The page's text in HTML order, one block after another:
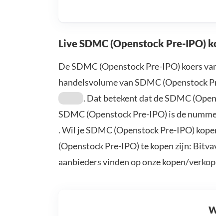
Live SDMC (Openstock Pre-IPO)
De SDMC (Openstock Pre-IPO) koers
handelsvolume van SDMC (Openstock
. Dat betekent dat de SDMC
SDMC (Openstock Pre-IPO) is de
. Wil je SDMC (Openstock Pre-IPO)
(Openstock Pre-IPO) te kopen zijn:
aanbieders vinden op onze kopen/